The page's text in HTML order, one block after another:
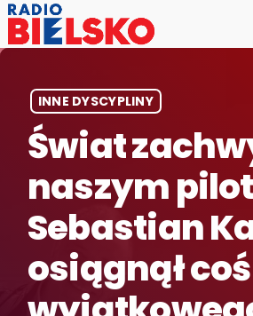
INNE DYSCYPLINY
Świat
naszym
Sebastian
osiągnął coś